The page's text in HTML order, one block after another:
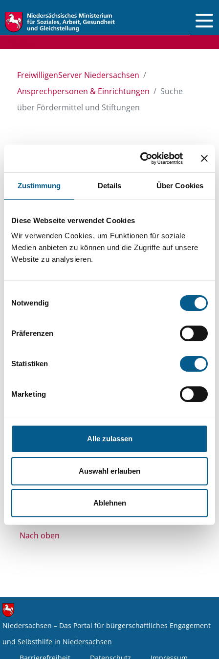
Zustimmung Details Über Cookies
Diese Webseite verwendet Cookies
Wir verwenden Cookies, um Funktionen für soziale
Medien anbieten zu können und die Zugriffe auf unsere
Website zu analysieren.
Notwendig
Präferenzen
Statistiken
Marketing
Alle zulassen
Auswahl erlauben
Ablehnen
FreiwilligenServer Niedersachsen
Ansprechpersonen & Einrichtungen
Suche
über Fördermittel und Stiftungen
Suche über Stiftungen
und Fördermittel
Projekt oder ein Vorhaben? Hier können Sie
direkt über unsere Fördermitteldatenbank und
Stiftungsdatenbank recherchieren. Bei der
können durch die Wahl von Bereichen oder
Themen: Wissenschaft und Forschung
Themen: Hilfsbedürftige Menschen
Alle Filter entfernen
Nach oben
Niedersachsen – Das Portal für bürgerschaftliches Engagement
und Selbsthilfe in Niedersachsen